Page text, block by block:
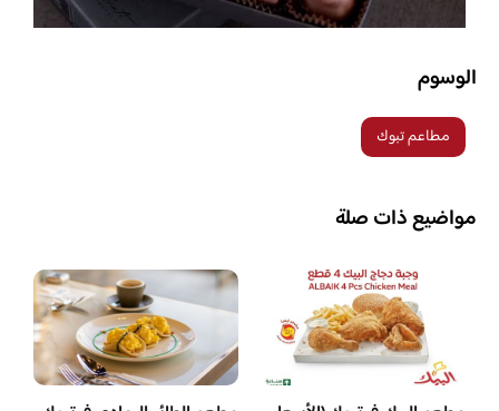
الوسوم
مطاعم تبوك
مواضيع ذات صلة